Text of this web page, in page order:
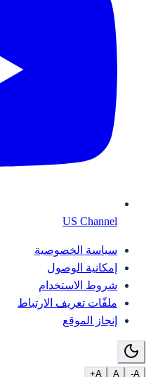
US Channel
سياسة الخصوصية
إمكانية الوصول
شروط الاستخدام
ملفّات تعريف الارتباط
إنجاز الموقع
A-
A
A+